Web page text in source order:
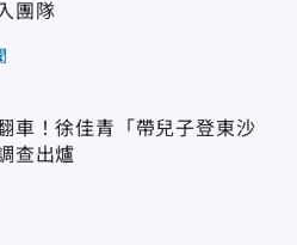
團隊
車！徐佳青「帶兒子登東沙
查出爐